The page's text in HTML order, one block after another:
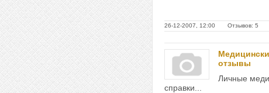
26-12-2007, 12:00 Отзывов: 5
отзывы
Личные
справки...